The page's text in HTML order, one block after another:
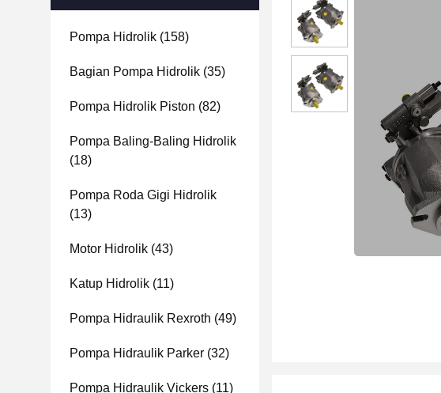
Pompa Hidrolik (158)
Bagian Pompa Hidrolik (35)
Pompa Hidrolik Piston (82)
Pompa Baling-Baling Hidrolik
(18)
Pompa Roda Gigi Hidrolik
(13)
Motor Hidrolik (43)
Katup Hidrolik (11)
Pompa Hidraulik Rexroth (49)
Pompa Hidraulik Parker (32)
Pompa Hidraulik Vickers (11)